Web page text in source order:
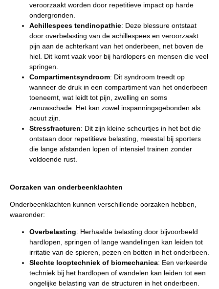
veroorzaakt worden door repetitieve impact op harde
ondergronden.
Achillespees tendinopathie: Deze blessure ontstaat
door overbelasting van de achillespees en veroorzaakt
pijn aan de achterkant van het onderbeen, net boven de
hiel. Dit komt vaak voor bij hardlopers en mensen die veel
springen.
Compartimentsyndroom: Dit syndroom treedt op
wanneer de druk in een compartiment van het onderbeen
toeneemt, wat leidt tot pijn, zwelling en soms
zenuwschade. Het kan zowel inspanningsgebonden als
acuut zijn.
Stressfracturen: Dit zijn kleine scheurtjes in het bot die
ontstaan door repetitieve belasting, meestal bij sporters
die lange afstanden lopen of intensief trainen zonder
voldoende rust.
Oorzaken van onderbeenklachten
Onderbeenklachten kunnen verschillende oorzaken hebben,
waaronder:
Overbelasting: Herhaalde belasting door bijvoorbeeld
hardlopen, springen of lange wandelingen kan leiden tot
irritatie van de spieren, pezen en botten in het onderbeen.
Slechte looptechniek of biomechanica: Een verkeerde
techniek bij het hardlopen of wandelen kan leiden tot een
ongelijke belasting van de structuren in het onderbeen.